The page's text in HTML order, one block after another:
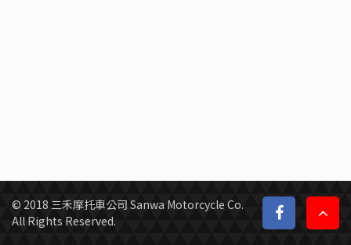
© 2018 三禾摩托車公司 Sanwa Motorcycle Co.
All Rights Reserved.